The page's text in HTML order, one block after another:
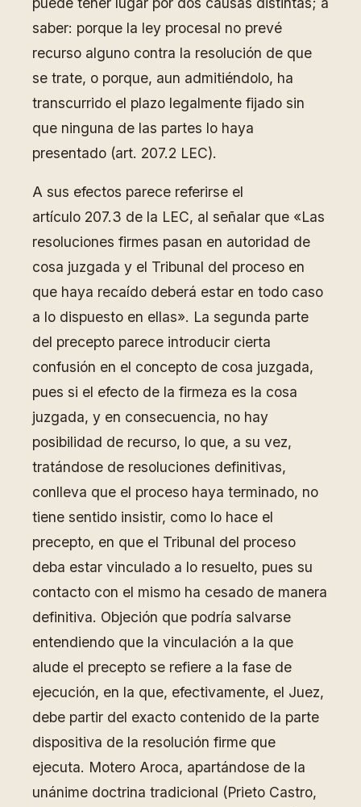
saber: porque la ley procesal no prevé
recurso alguno contra la resolución de que
se trate, o porque, aun admitiéndolo, ha
transcurrido el plazo legalmente fijado sin
que ninguna de las partes lo haya
presentado (art. 207.2 LEC).
A sus efectos parece referirse el
artículo 207.3 de la LEC, al señalar que «Las
resoluciones firmes pasan en autoridad de
cosa juzgada y el Tribunal del proceso en
que haya recaído deberá estar en todo caso
a lo dispuesto en ellas». La segunda parte
del precepto parece introducir cierta
confusión en el concepto de cosa juzgada,
pues si el efecto de la firmeza es la cosa
juzgada, y en consecuencia, no hay
posibilidad de recurso, lo que, a su vez,
tratándose de resoluciones definitivas,
conlleva que el proceso haya terminado, no
tiene sentido insistir, como lo hace el
precepto, en que el Tribunal del proceso
deba estar vinculado a lo resuelto, pues su
contacto con el mismo ha cesado de manera
definitiva. Objeción que podría salvarse
entendiendo que la vinculación a la que
alude el precepto se refiere a la fase de
ejecución, en la que, efectivamente, el Juez,
debe partir del exacto contenido de la parte
dispositiva de la resolución firme que
ejecuta. Motero Aroca, apartándose de la
unánime doctrina tradicional (Prieto Castro,